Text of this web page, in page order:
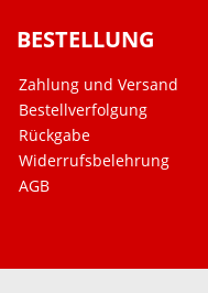
BESTELLUNG
Zahlung und Versand
Bestellverfolgung
Rückgabe
Widerrufsbelehrung
AGB